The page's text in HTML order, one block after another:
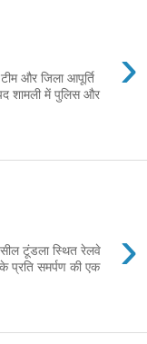
›
और जिला आपूर्ति
शामली में पुलिस और
›
टूंडला स्थित रेलवे
प्रति समर्पण की एक